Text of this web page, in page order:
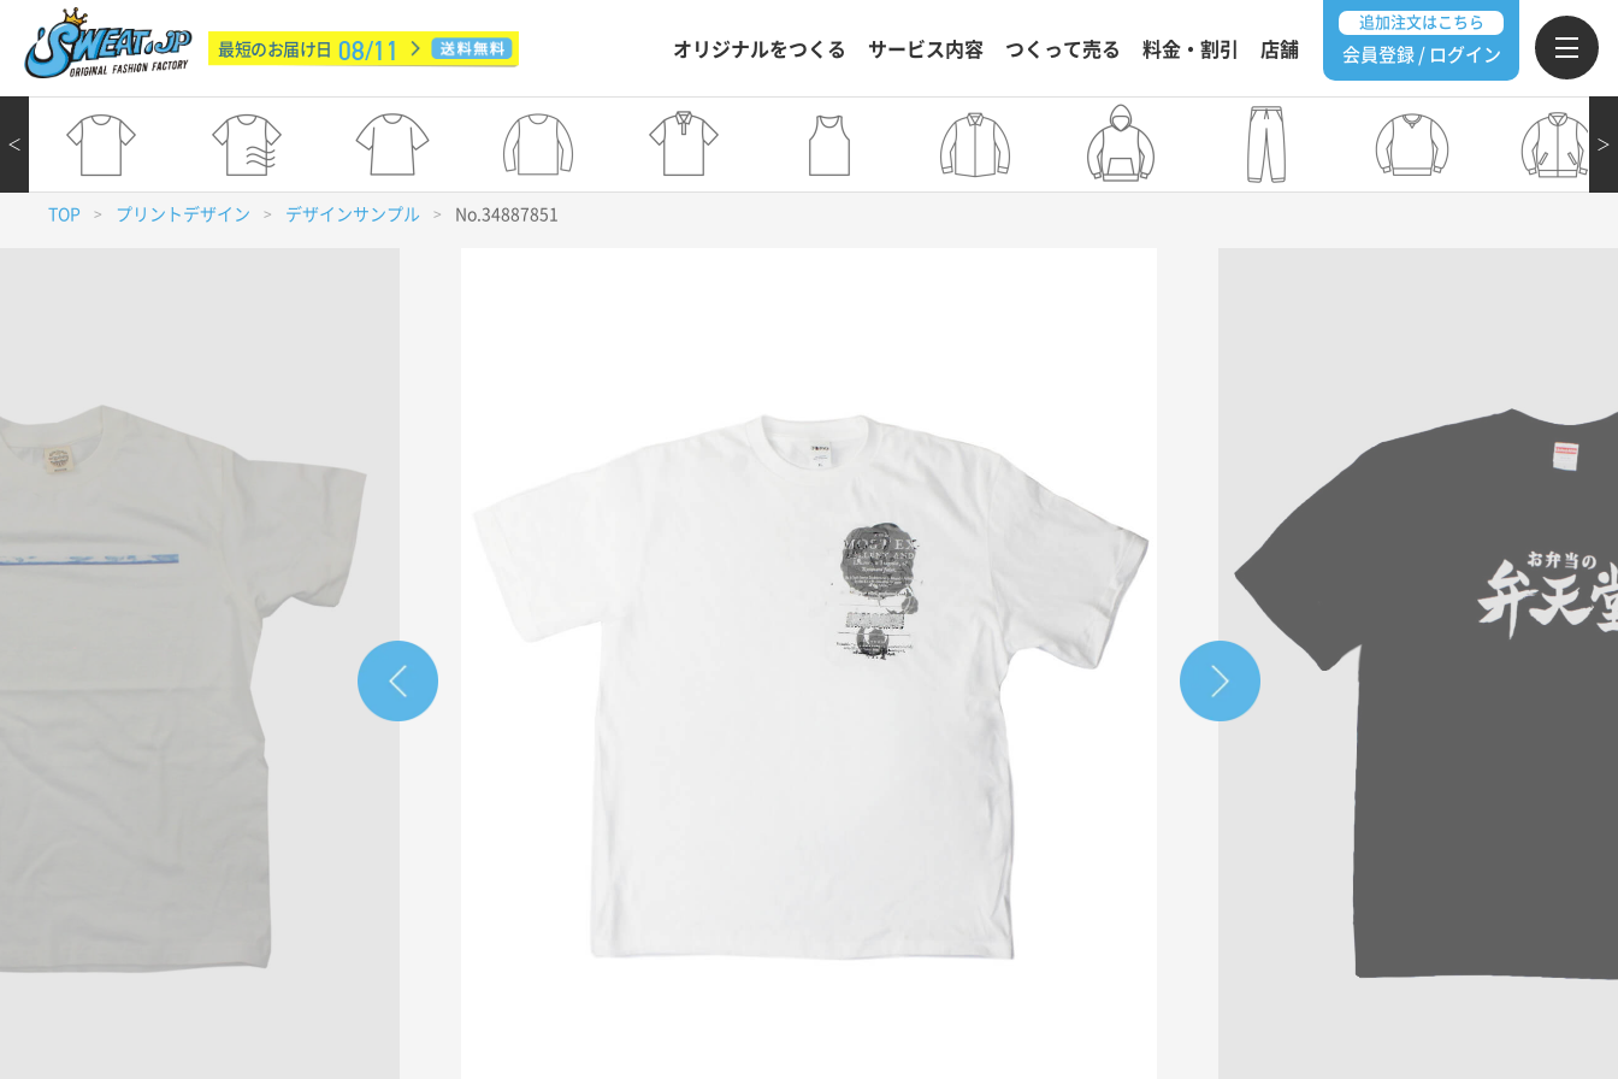
最短のお届け日 08/11 オリジナルをつくる サービス内容 つくって売る 料金・割引 店舗
追加注文はこちら
会員登録 / ログイン
＞
＜
TOP > プリントデザイン > デザインサンプル > No.34887851